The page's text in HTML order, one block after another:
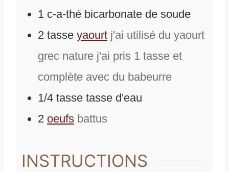
1 c-a-thé bicarbonate de soude
2 tasse yaourt j'ai utilisé du yaourt
grec nature j'ai pris 1 tasse et
complète avec du babeurre
1/4 tasse tasse d'eau
2 oeufs battus
INSTRUCTIONS